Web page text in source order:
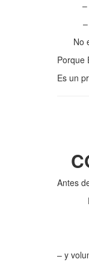
No
Porque
Es un
Antes
– y